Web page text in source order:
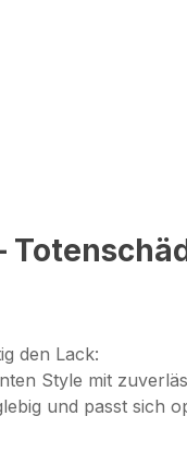
den Lack:
Style mit
und passt sich